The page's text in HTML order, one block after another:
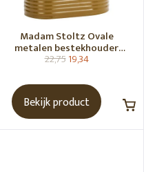
Madam Stoltz Ovale
metalen bestekhouder
Tapenade
22,7519,34
Bekijk product